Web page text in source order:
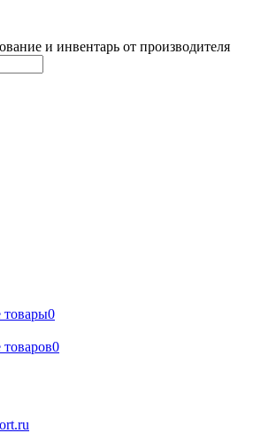
и инвентарь от производителя
товары0
0